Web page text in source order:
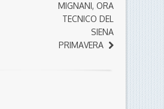
MIGNANI, ORA
TECNICO DEL
SIENA
PRIMAVERA